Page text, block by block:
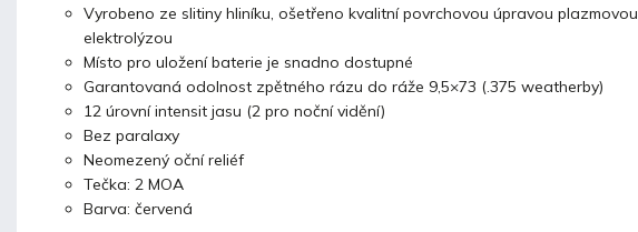
Vyrobeno ze slitiny hliníku, ošetřeno kvalitnípovrchovou úpravou plazmovou
elektrolýzou
Místo pro uložení baterie je snadno dostupné
Garantovaná odolnost zpětného rázu do ráže 9,5×73 (.375 weatherby)
12 úrovní intensit jasu (2 pro noční vidění)
Bez paralaxy
Neomezený oční reliéf
Tečka: 2 MOA
Barva: červená